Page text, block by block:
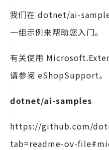
我们在 dotnet/ai-
一组示例来帮助您入门。
有关使用
请参阅 eShopSupport。
dotnet/ai-samples
https://github.com/
tab=readme-ov-